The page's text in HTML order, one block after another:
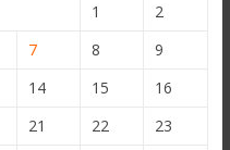
1
2
7 8
9
14 15
16
21 22
23